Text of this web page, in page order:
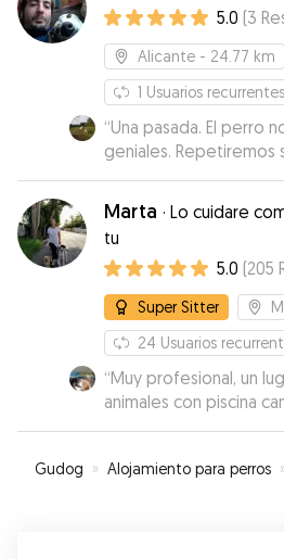
5.0 (3
Alicante - 24.77 km
1 Usuarios recurrentes
“Una pasada. El perro
geniales. Repetiremos
Marta · Lo cuidare
tu
5.0 (205
Super Sitter
24 Usuarios
“Muy profesional, un
animales con piscina
que lo iba a pasar muy
Me sentí muy tranquila
Gudog » Alojamiento para perros »